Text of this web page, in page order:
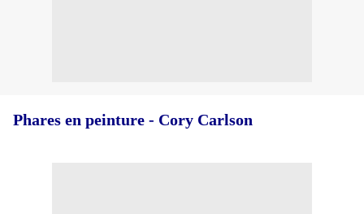
Phares en peinture - Cory Carlson